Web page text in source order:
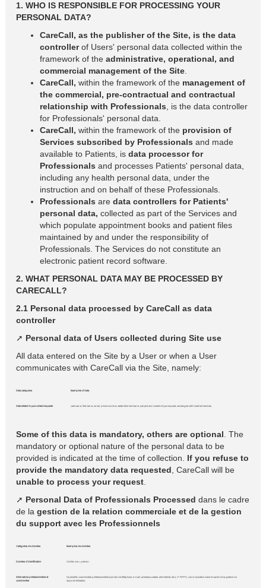
1. WHO IS RESPONSIBLE FOR PROCESSING YOUR
PERSONAL DATA?
CareCall, as the publisher of the Site, is the data
controllerof Users' personal data collected within the
framework of the administrative, operational, and
commercial management of the Site.
CareCall, within the framework of the management of
the commercial, pre-contractual and contractual
relationship with Professionals , is the data controller
for Professionals' personal data.
CareCall, within the framework of the provision of
Services subscribed by Professionals and made
available to Patients, is data processor for
Professionals and processes Patients' personal data,
including any health personal data, under the
instruction and on behalf of these Professionals.
Professionals are data controllers for Patients'
personal data, collected as part of the Services and
which populate appointment books and patient files
maintained by and under the responsibility of
Professionals. The Services do not constitute an
electronic patient record software.
2. WHAT PERSONAL DATA MAY BE PROCESSED BY
CARECALL?
2.1 Personal data processed by CareCall as data
controller
➚ Personal data of Users collected during Site use
All data entered on the Site by a User or when a User
communicates with CareCall via the Site, namely:
Data categories Examples of data
Data related to your contact requests Last name, first name, email, phone number, establishment name, subject and content of your request, exchanges with CareCall services
Some of this data is mandatory, others are optional . The
mandatory or optional nature of the personal data to be
provided is indicated at the time of collection. If you refuse to
provide the mandatory data requested , CareCall will be
unable to process your request.
➚ Personal Data of Professionals Processed dans le cadre
de la gestion de la relation commerciale et de la gestion
du support avec les Professionnels
Catégories de données Exemples de données
Données d'identification Civilité, nom, prénom.
Informations professionnelles et
coordonnées
Spécialité, coordonnées professionnelles (numéro de téléphone, e-mail, adresse postale, site internet, etc.), n° RPPS, communication dans le cadre de la gestion du
support utilisateur.